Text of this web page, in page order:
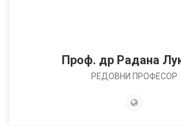
Проф. др Радана
РЕДОВНИ ПРОФЕСОР